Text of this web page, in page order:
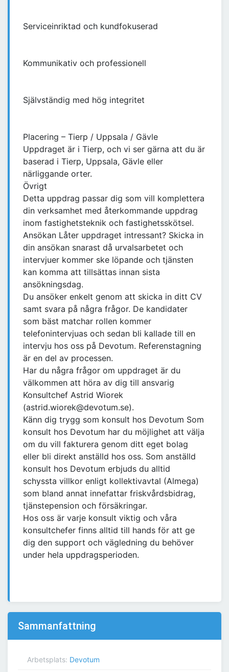
Serviceinriktad och kundfokuserad
Kommunikativ och professionell
Självständig med hög integritet
Placering – Tierp / Uppsala / Gävle
Uppdraget är i Tierp, och vi ser gärna att du är
baserad i Tierp, Uppsala, Gävle eller
närliggande orter.
Övrigt
Detta uppdrag passar dig som vill komplettera
din verksamhet med återkommande uppdrag
inom fastighetsteknik och fastighetsskötsel.
Ansökan Låter uppdraget intressant? Skicka in
din ansökan snarast då urvalsarbetet och
intervjuer kommer ske löpande och tjänsten
kan komma att tillsättas innan sista
ansökningsdag.
Du ansöker enkelt genom att skicka in ditt CV
samt svara på några frågor. De kandidater
som bäst matchar rollen kommer
telefonintervjuas och sedan bli kallade till en
intervju hos oss på Devotum. Referenstagning
är en del av processen.
Har du några frågor om uppdraget är du
välkommen att höra av dig till ansvarig
Konsultchef Astrid Wiorek
(astrid.wiorek@devotum.se).
Känn dig trygg som konsult hos Devotum Som
konsult hos Devotum har du möjlighet att välja
om du vill fakturera genom ditt eget bolag
eller bli direkt anställd hos oss. Som anställd
konsult hos Devotum erbjuds du alltid
schyssta villkor enligt kollektivavtal (Almega)
som bland annat innefattar friskvårdsbidrag,
tjänstepension och försäkringar.
Hos oss är varje konsult viktig och våra
konsultchefer finns alltid till hands för att ge
dig den support och vägledning du behöver
under hela uppdragsperioden.
Sammanfattning
Arbetsplats: Devotum